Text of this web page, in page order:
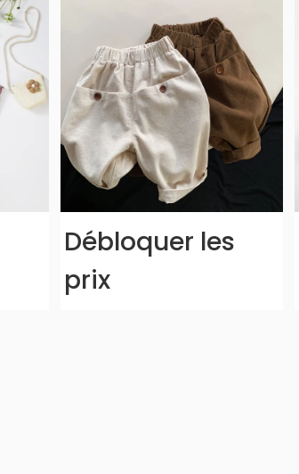
Débloquer les
prix